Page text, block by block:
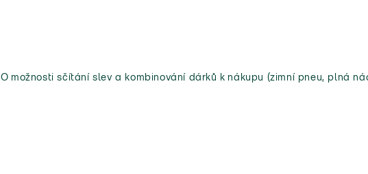
O možnosti sčítání slev a kombinování dárků k nákupu (zimní pneu, plná